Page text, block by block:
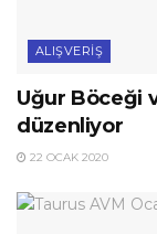
ALIŞVERIŞ
Uğur Böceği
düzenliyor
22 OCAK 2020